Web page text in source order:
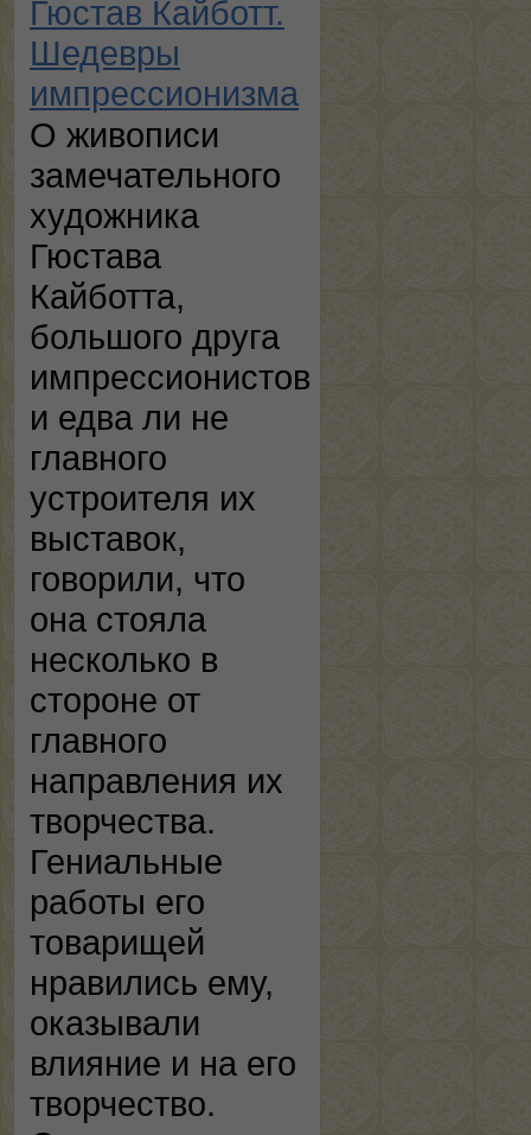
Гюстав Кайботт.
Шедевры
импрессионизма
О живописи
замечательного
художника
Гюстава
Кайботта,
большого друга
импрессионистов
и едва ли не
главного
устроителя их
выставок,
говорили, что
она стояла
несколько в
стороне от
главного
направления их
творчества.
Гениальные
работы его
товарищей
нравились ему,
оказывали
влияние и на его
творчество.